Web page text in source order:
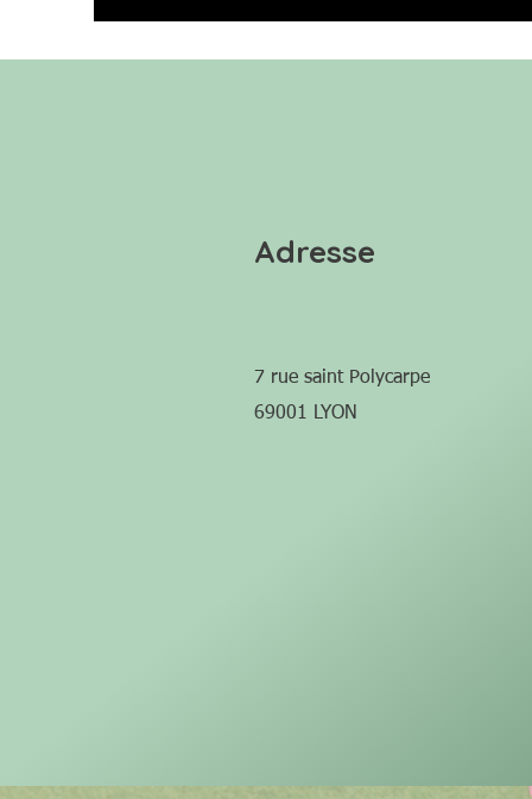
Adresse
7 rue saint Polycarpe
69001 LYON